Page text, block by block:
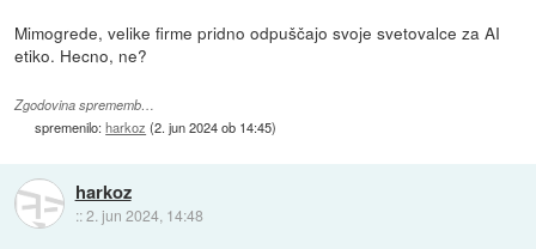
Mimogrede, velike firme pridno odpuščajo svoje svetovalce za AI
etiko. Hecno, ne?
Zgodovina sprememb…
spremenilo:harkoz (2. jun 2024 ob 14:45)
harkoz
::2. jun 2024, 14:48